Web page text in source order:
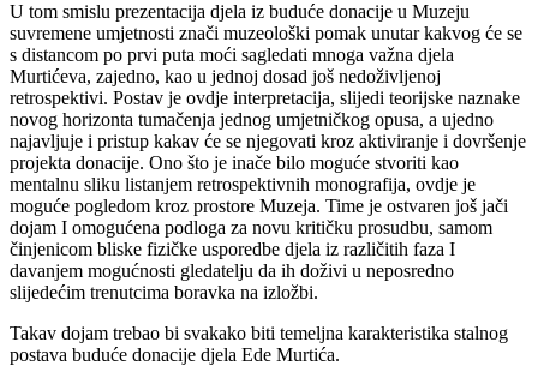
U tom smislu prezentacija djela iz buduće donacije u Muzeju
suvremene umjetnosti znači muzeološki pomak unutar kakvog će se
s distancom po prvi puta moći sagledati mnoga važna djela
Murtićeva, zajedno, kao u jednoj dosad još nedoživljenoj
retrospektivi. Postav je ovdje interpretacija, slijedi teorijske naznake
novog horizonta tumačenja jednog umjetničkog opusa, a ujedno
najavljuje i pristup kakav će se njegovati kroz aktiviranje i dovršenje
projekta donacije. Ono što je inače bilo moguće stvoriti kao
mentalnu sliku listanjem retrospektivnih monografija, ovdje je
moguće pogledom kroz prostore Muzeja. Time je ostvaren još jači
dojam I omogućena podloga za novu kritičku prosudbu, samom
činjenicom bliske fizičke usporedbe djela iz različitih faza I
davanjem mogućnosti gledatelju da ih doživi u neposredno
slijedećim trenutcima boravka na izložbi.
Takav dojam trebao bi svakako biti temeljna karakteristika stalnog
postava buduće donacije djela Ede Murtića.